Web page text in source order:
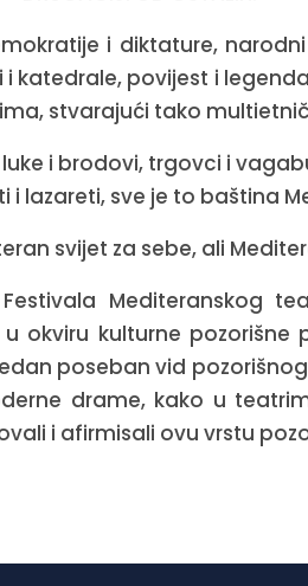
i diktature,
katedrale, povijest i
stvarajući tako
i brodovi, trgovci i
i lazareti, sve je to baština
svijet za sebe, ali
Mediteranskog
okviru kulturne
poseban vid
drame, kako u
i afirmisali ovu vrstu